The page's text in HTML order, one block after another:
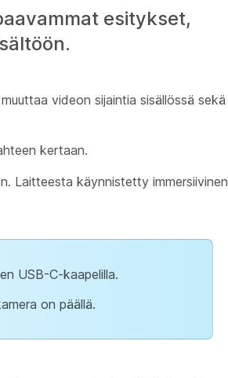
esitykset,
videon sijaintia sisällössä sekä
kertaan.
Laitteesta käynnistetty immersiivinen
USB-C-kaapelilla.
on päällä.